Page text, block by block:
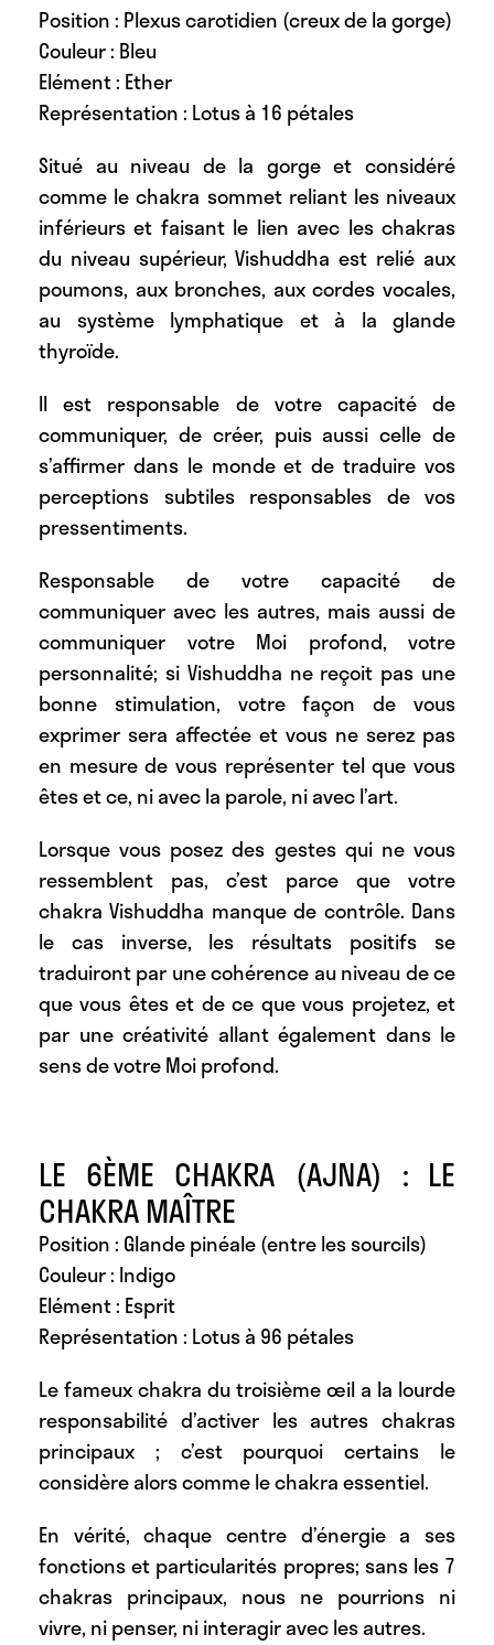
Position : Plexus carotidien (creux de la gorge)
Couleur : Bleu
Elément : Ether
Représentation : Lotus à 16 pétales
Situé au niveau de la gorge et considéré
comme le chakra sommet reliant les niveaux
inférieurs et faisant le lien avec les chakras
du niveau supérieur, Vishuddha est relié aux
poumons, aux bronches, aux cordes vocales,
au système lymphatique et à la glande
thyroïde.
Il est responsable de votre capacité de
communiquer, de créer, puis aussi celle de
s’affirmer dans le monde et de traduire vos
perceptions subtiles responsables de vos
pressentiments.
Responsable de votre capacité de
communiquer avec les autres, mais aussi de
communiquer votre Moi profond, votre
personnalité; si Vishuddha ne reçoit pas une
bonne stimulation, votre façon de vous
exprimer sera affectée et vous ne serez pas
en mesure de vous représenter tel que vous
êtes et ce, ni avec la parole, ni avec l’art.
Lorsque vous posez des gestes qui ne vous
ressemblent pas, c’est parce que votre
chakra Vishuddha manque de contrôle. Dans
le cas inverse, les résultats positifs se
traduiront par une cohérence au niveau de ce
que vous êtes et de ce que vous projetez, et
par une créativité allant également dans le
sens de votre Moi profond.
LE 6ÈME CHAKRA (AJNA) : LE
CHAKRA MAÎTRE
Position : Glande pinéale (entre les sourcils)
Couleur : Indigo
Elément : Esprit
Représentation : Lotus à 96 pétales
Le fameux chakra du troisième œil a la lourde
responsabilité d’activer les autres chakras
principaux ; c’est pourquoi certains le
considère alors comme le chakra essentiel.
En vérité, chaque centre d’énergie a ses
fonctions et particularités propres; sans les 7
chakras principaux, nous ne pourrions ni
vivre, ni penser, ni interagir avec les autres.